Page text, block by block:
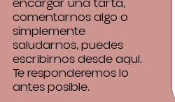
encargar una tarta,
comentarnos algo o
simplemente
saludarnos, puedes
escribirnos desde aquí.
Te responderemos lo
antes posible.